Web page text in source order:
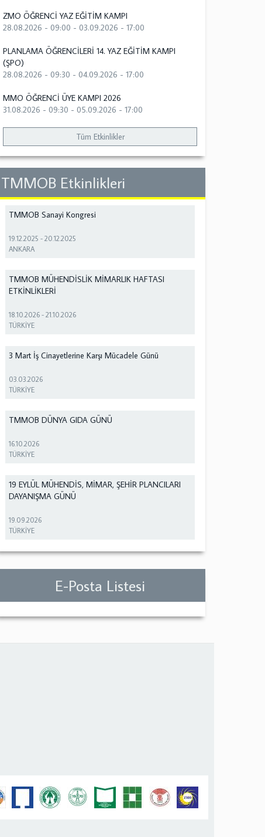
ZMO ÖĞRENCİ YAZ EĞİTİM KAMPI
28.08.2026 - 09:00 -03.09.2026 - 17:00
PLANLAMA ÖĞRENCİLERİ 14. YAZ EĞİTİM KAMPI
(ŞPO)
28.08.2026 - 09:30 -04.09.2026 - 17:00
MMO ÖĞRENCİ ÜYE KAMPI 2026
31.08.2026 - 09:30 -05.09.2026 - 17:00
Tüm Etkinlikler
TMMOB Etkinlikleri
TMMOB Sanayi Kongresi
19.12.2025 -20.12.2025
ANKARA
TMMOB MÜHENDİSLİK MİMARLIK HAFTASI
ETKİNLİKLERİ
18.10.2026 -21.10.2026
TÜRKİYE
3 Mart İş Cinayetlerine Karşı Mücadele Günü
03.03.2026
TÜRKİYE
TMMOB DÜNYA GIDA GÜNÜ
16.10.2026
TÜRKİYE
19 EYLÜL MÜHENDİS, MİMAR, ŞEHİR PLANCILARI
DAYANIŞMA GÜNÜ
19.09.2026
TÜRKİYE
E-Posta Listesi